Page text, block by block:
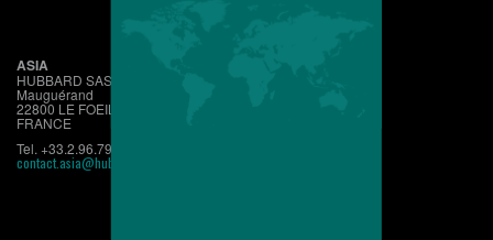
ASIA
HUBBARD SAS
Mauguérand
22800 LE FOEIL - QUINTIN
FRANCE
Tel. +33.2.96.79.63.70
contact.asia@hubbardbreeders.com